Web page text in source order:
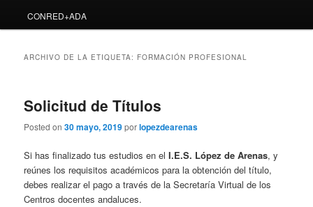
CONRED+ADA
ARCHIVO DE LA ETIQUETA: FORMACIÓN PROFESIONAL
Solicitud de Títulos
Posted on30 mayo, 2019porlopezdearenas
Si has finalizado tus estudios en elI.E.S. López de Arenas, y
reúnes los requisitos académicos para la obtención del título,
debes realizar el pago a través de la Secretaría Virtual de los
Centros docentes andaluces.